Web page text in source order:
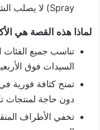
Spray) لا يصلب الشعر.
لماذا هذه القصة هي
تناسب جميع الفئات
السيدات فوق
تمنح كثافة فورية
دون حاجة لمنتجات
تخفي الأطراف